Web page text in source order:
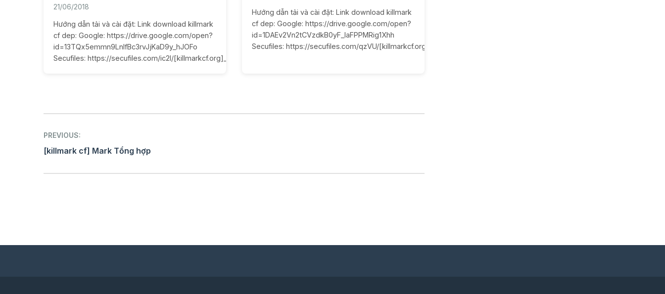
21/06/2018
Hướng dẫn tải và cài đặt: Link download killmark
cf dep: Google: https://drive.google.com/open?
id=13TQx5emmn9LnIfBc3rvJjKaD9y_hJOFo
Secufiles: https://secufiles.com/ic2l/[killmarkcf.org]_Golden_Darkness.rar
Hướng dẫn tải và cài đặt: Link download killmark
cf dep: Google: https://drive.google.com/open?
id=1DAEv2Vn2tCVzdkB0yF_IaFPPMRig1Xhh
Secufiles: https://secufiles.com/qzVU/[killmarkcf.org]_White_Crystal.rar
Post
navigation
PREVIOUS:
[killmark cf] Mark Tổng hợp